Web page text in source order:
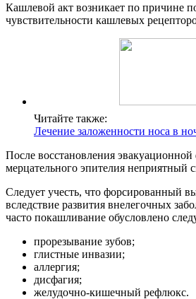
Кашлевой акт возникает по причине
чувствительности кашлевых
Читайте также:
Лечение заложенности носа в
После восстановления
мерцательного эпителия неприятный
Следует учесть, что форсированный
вследствие развития внелегочных
часто покашливание обусловлено
прорезывание зубов;
глистные инвазии;
аллергия;
дисфагия;
желудочно-кишечный рефлюкс.